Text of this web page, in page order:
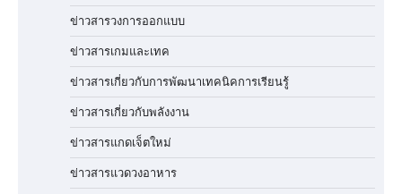
ข่าวสารวงการออกแบบ
ข่าวสารเกมและเทค
ข่าวสารเกี่ยวกับการพัฒนาเทคนิคการเรียนรู้
ข่าวสารเกี่ยวกับพลังงาน
ข่าวสารแกดเจ็ตใหม่
ข่าวสารแวดวงอาหาร